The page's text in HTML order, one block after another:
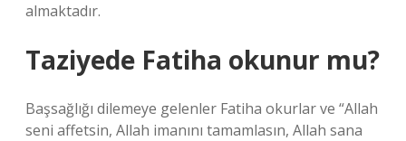
almaktadır.
Taziyede Fatiha okunur mu?
Başsağlığı dilemeye gelenler Fatiha okurlar ve “Allah
seni affetsin, Allah imanını tamamlasın, Allah sana